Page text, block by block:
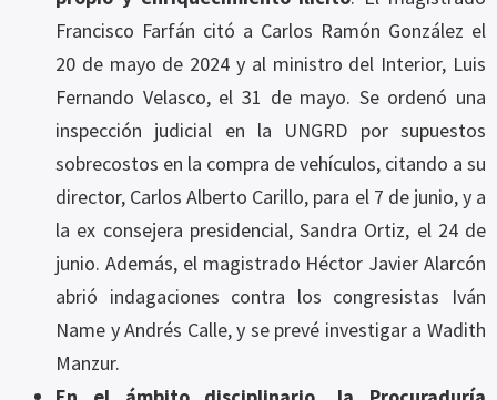
Francisco Farfán citó a Carlos Ramón González el
20 de mayo de 2024 y al ministro del Interior, Luis
Fernando Velasco, el 31 de mayo. Se ordenó una
inspección judicial en la UNGRD por supuestos
sobrecostos en la compra de vehículos, citando a su
director, Carlos Alberto Carillo, para el 7 de junio, y a
la ex consejera presidencial, Sandra Ortiz, el 24 de
junio. Además, el magistrado Héctor Javier Alarcón
abrió indagaciones contra los congresistas Iván
Name y Andrés Calle, y se prevé investigar a Wadith
Manzur.